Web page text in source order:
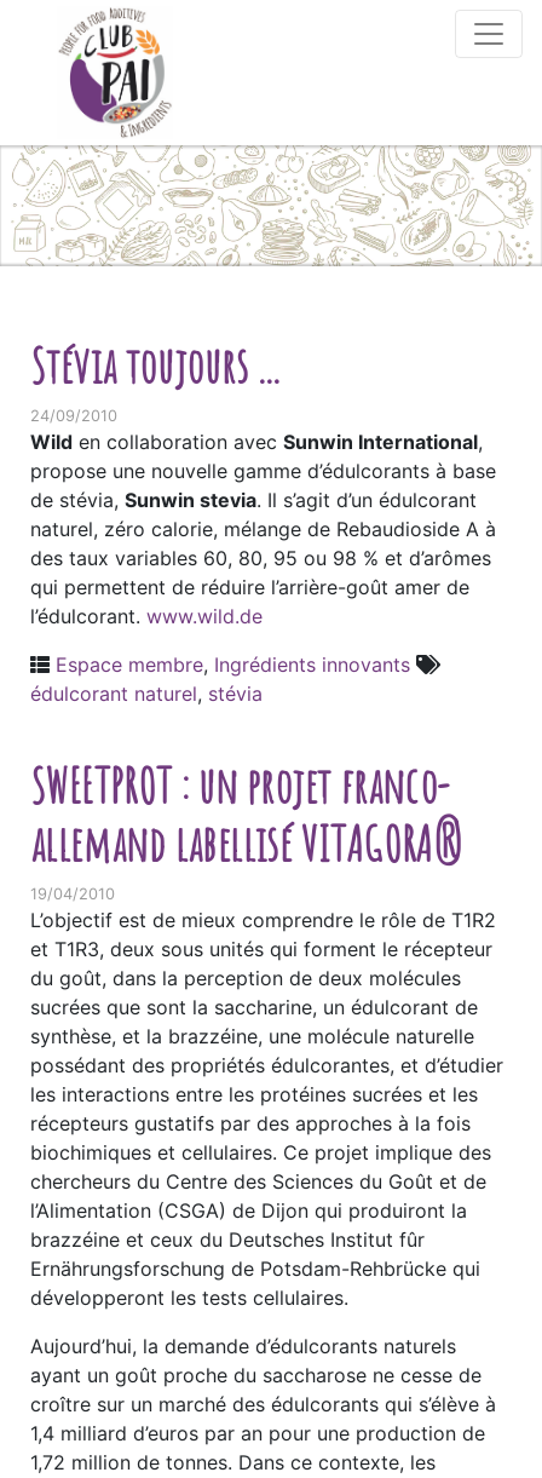
Skip to content
Stévia toujours …
24/09/2010
Wild en collaboration avec Sunwin International,
propose une nouvelle gamme d’édulcorants à base
de stévia, Sunwin stevia. Il s’agit d’un édulcorant
naturel, zéro calorie, mélange de Rebaudioside A à
des taux variables 60, 80, 95 ou 98 % et d’arômes
qui permettent de réduire l’arrière-goût amer de
l’édulcorant. www.wild.de
Espace membre, Ingrédients innovants
édulcorant naturel, stévia
SWEETPROT : un projet franco-
allemand labellisé VITAGORA®
19/04/2010
L’objectif est de mieux comprendre le rôle de T1R2
et T1R3, deux sous unités qui forment le récepteur
du goût, dans la perception de deux molécules
sucrées que sont la saccharine, un édulcorant de
synthèse, et la brazzéine, une molécule naturelle
possédant des propriétés édulcorantes, et d’étudier
les interactions entre les protéines sucrées et les
récepteurs gustatifs par des approches à la fois
biochimiques et cellulaires. Ce projet implique des
chercheurs du Centre des Sciences du Goût et de
l’Alimentation (CSGA) de Dijon qui produiront la
brazzéine et ceux du Deutsches Institut fûr
Ernährungsforschung de Potsdam-Rehbrücke qui
développeront les tests cellulaires.
Aujourd’hui, la demande d’édulcorants naturels
ayant un goût proche du saccharose ne cesse de
croître sur un marché des édulcorants qui s’élève à
1,4 milliard d’euros par an pour une production de
1,72 million de tonnes. Dans ce contexte, les